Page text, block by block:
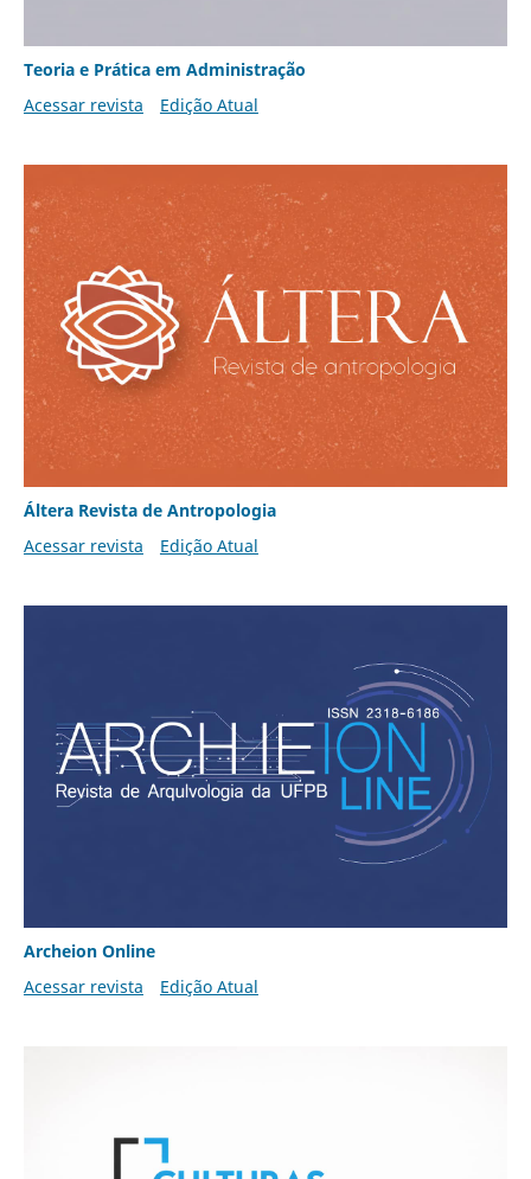
Teoria e Prática em Administração
Acessar revista
Edição Atual
Áltera Revista de Antropologia
Acessar revista
Edição Atual
Archeion Online
Acessar revista
Edição Atual